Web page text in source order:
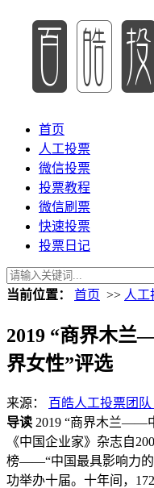
首页
人工投票
微信投票
投票教程
微信刷票
快速投票
投票日记
当前位置： 首页 >> 人工
2019 “商界木
界女性”评选
来源： 百皓人工投票团队
导读 2019 “商界木兰——
《中国企业家》杂志自
榜——“中国最具影响力的
功举办十届。十年间，